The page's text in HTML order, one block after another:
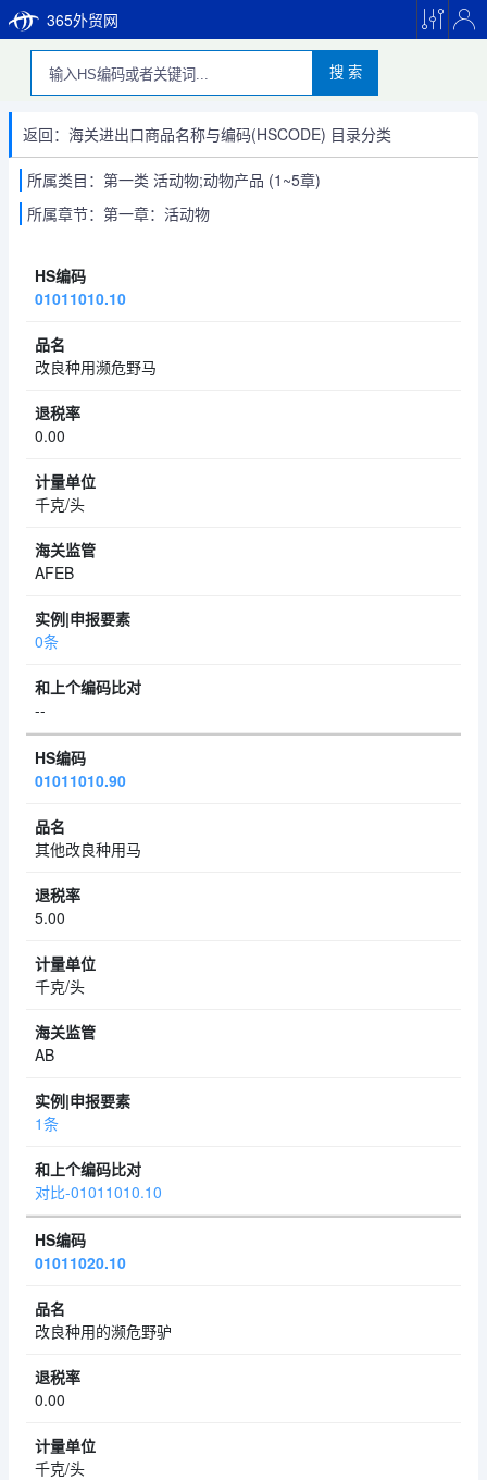
365外贸网
搜 索
返回：海关进出口商品名称与编码(HSCODE) 目录分类
所属类目：第一类 活动物;动物产品 (1~5章)
所属章节：第一章：活动物
01011010.10
改良种用濒危野马
0.00
千克/头
AFEB
0条
--
01011010.90
其他改良种用马
5.00
千克/头
AB
1条
对比-01011010.10
01011020.10
改良种用的濒危野驴
0.00
千克/头